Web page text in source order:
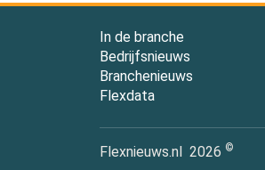
In de branche
Bedrijfsnieuws
Branchenieuws
Flexdata
Flexnieuws.nl 2026 ©